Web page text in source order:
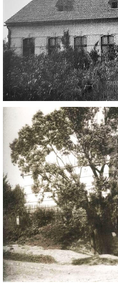
tel.
Tento projekt je
© 2026 eStránky.cz |